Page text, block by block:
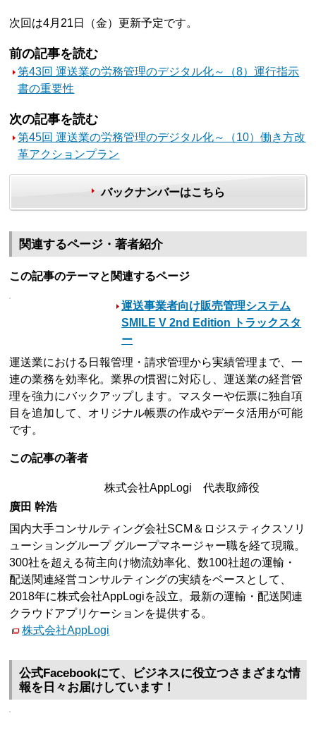
次回は4月21日（金）更新予定です。
前の記事を読む
第43回 運送業の労務管理のデジタル化～（8）運行指示
書の重要性
次の記事を読む
第45回 運送業の労務管理のデジタル化～（10）働き方改
革アクションプラン
バックナンバーはこちら
関連するページ・著者紹介
この記事のテーマと関連するページ
運送事業者向け販売管理システム
SMILE V 2nd Edition トラックスタ
ー
運送業における日報管理・請求管理から実績管理まで、一
連の業務を効率化。業界の慣習に対応し、運送業の経営管
理を強力にバックアップします。マスターや伝票に独自項
目を追加して、オリジナル帳票の作成やデータ活用が可能
です。
この記事の著者
株式会社AppLogi 代表取締役
廣田 幹浩
国内大手コンサルティング会社SCM＆ロジスティクスソリ
ューショングループ グループマネージャー職を経て現職。
300社を超える荷主向け物流効率化、数100社超の運輸・
配送関連経営コンサルティングの実績をベースとして、
2018年に株式会社AppLogiを設立。最新の運輸・配送関連
クラウドアプリケーションを提供する。
株式会社AppLogi
公式Facebookにて、ビジネスに役立つさまざまな情
報を日々お届けしています！